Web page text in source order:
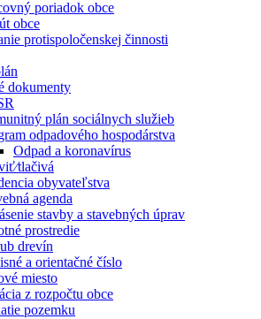
poriadok obce
obce
protispoločenskej činnosti
dokumenty
plán sociálnych služieb
odpadového hospodárstva
Odpad a koronavírus
obyvateľstva
agenda
stavby a stavebných úprav
prostredie
drevín
a orientačné číslo
miesto
z rozpočtu obce
pozemku